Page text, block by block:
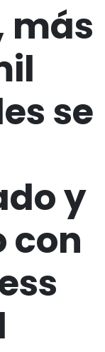
más
se
y
con